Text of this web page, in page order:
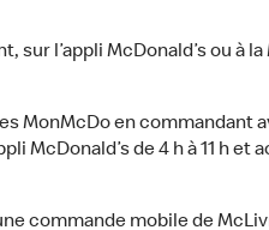
l’appli McDonald’s ou à
en commandant
de 4 h à 11 h et
commande mobile de